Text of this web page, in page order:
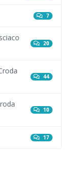
7
20
44
10
17